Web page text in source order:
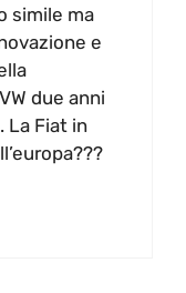
simile ma
e
due anni
La Fiat in